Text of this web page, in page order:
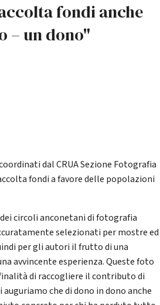
fondi anche
– un dono"
dal CRUA Sezione Fotografia
fondi a favore delle popolazioni
circoli anconetani di fotografia
selezionati per mostre ed
per gli autori il frutto di una
avvincente esperienza. Queste foto
di raccogliere il contributo di
che di dono in dono anche